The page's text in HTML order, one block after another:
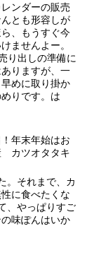
ンダーの販売
とも形容しが
、もうすぐ今
ませんよー。
り出しの準備に
りますが、一
めに取り掛か
りです。は
年末年始はお
カツオタタキ
。それまで、カ
に食べたくな
、やっぱりすご
味ぽんはいか